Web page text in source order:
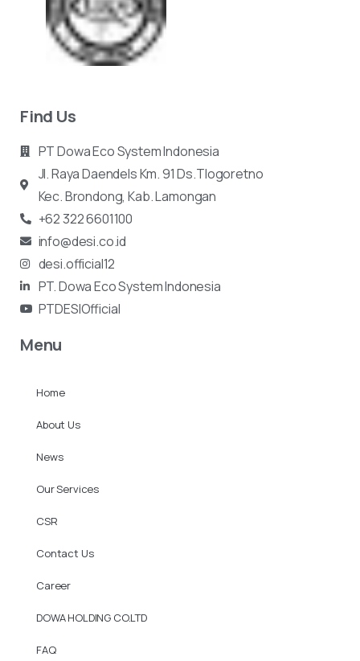
Find Us
PT Dowa Eco System Indonesia
Jl. Raya Daendels Km. 91 Ds.Tlogoretno
Kec.Brondong, Kab. Lamongan
+62 322 6601100
info@desi.co.id
desi.official12
PT. Dowa Eco System Indonesia
PTDESIOfficial
Menu
Home
About Us
News
Our Services
CSR
Contact Us
Career
DOWA HOLDING CO.LTD
FAQ